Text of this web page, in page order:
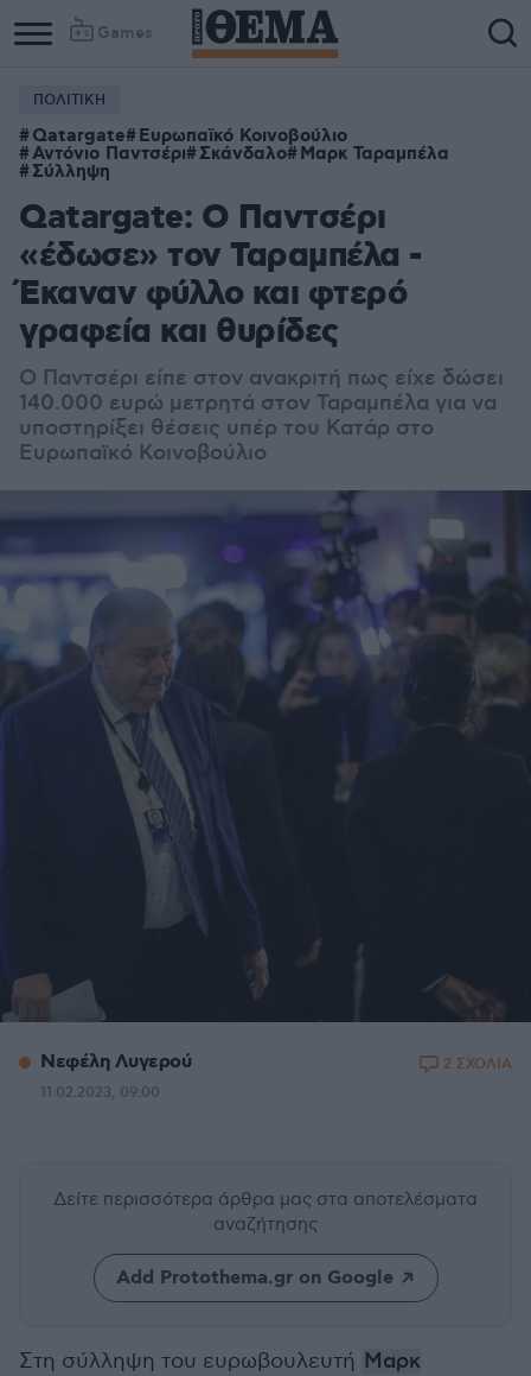
Games
ΠΟΛΙΤΙΚΗ
Qatargate Ευρωπαϊκό Κοινοβούλιο
Αντόνιο Παντσέρι Σκάνδαλο Μαρκ Ταραμπέλα
Σύλληψη
Qatargate: Ο Παντσέρι
«έδωσε» τον Ταραμπέλα -
Έκαναν φύλλο και φτερό
γραφεία και θυρίδες
Ο Παντσέρι είπε στον ανακριτή πως είχε δώσει
140.000 ευρώ μετρητά στον Ταραμπέλα για να
υποστηρίξει θέσεις υπέρ του Κατάρ στο
Ευρωπαϊκό Κοινοβούλιο
Νεφέλη Λυγερού
11.02.2023, 09:00
2 ΣΧΟΛΙΑ
Δείτε περισσότερα άρθρα μας στα αποτελέσματα
αναζήτησης
Add Protothema.gr on Google
Στη σύλληψη του ευρωβουλευτή Μαρκ